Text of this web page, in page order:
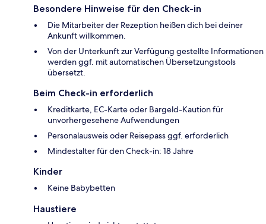
Besondere Hinweise für den Check-in
Die Mitarbeiter der Rezeption heißen dich bei deiner
Ankunft willkommen.
Von der Unterkunft zur Verfügung gestellte Informationen
werden ggf. mit automatischen Übersetzungstools
übersetzt.
Beim Check-in erforderlich
Kreditkarte, EC-Karte oder Bargeld-Kaution für
unvorhergesehene Aufwendungen
Personalausweis oder Reisepass ggf. erforderlich
Mindestalter für den Check-in: 18 Jahre
Kinder
Keine Babybetten
Haustiere